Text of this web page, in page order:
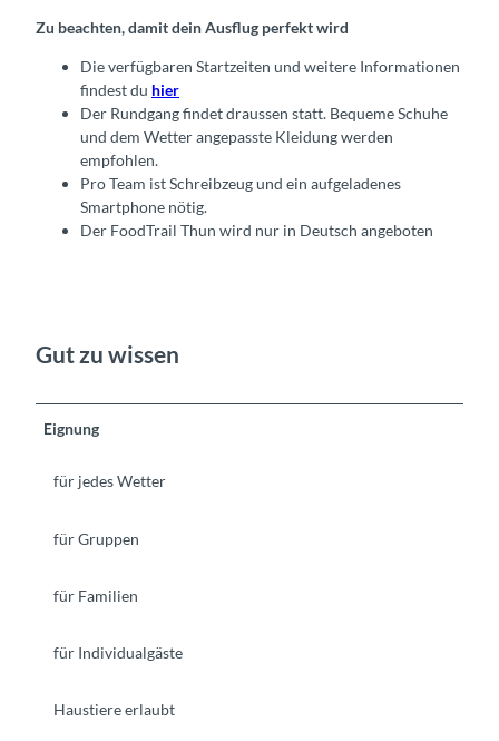
Zu beachten, damit dein Ausflug perfekt wird
Die verfügbaren Startzeiten und weitere Informationen
findest du hier
Der Rundgang findet draussen statt. Bequeme Schuhe
und dem Wetter angepasste Kleidung werden
empfohlen.
Pro Team ist Schreibzeug und ein aufgeladenes
Smartphone nötig.
Der FoodTrail Thun wird nur in Deutsch angeboten
Gut zu wissen
Eignung
für jedes Wetter
für Gruppen
für Familien
für Individualgäste
Haustiere erlaubt